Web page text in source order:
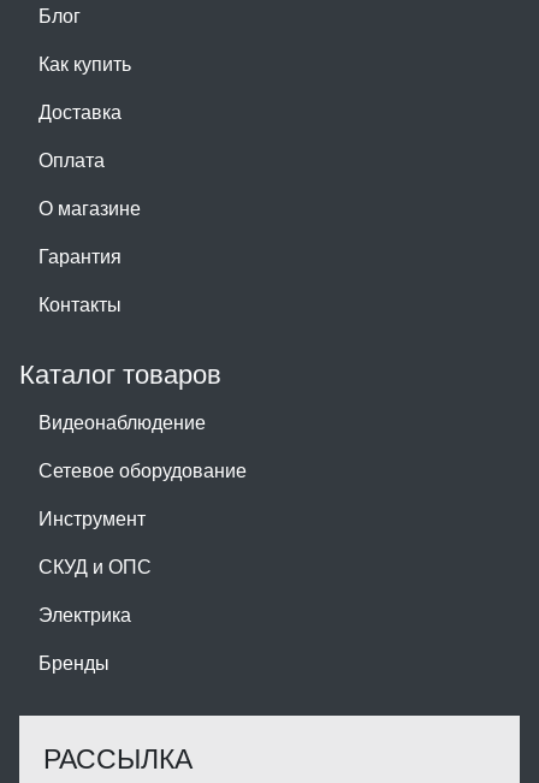
Блог
Как купить
Доставка
Оплата
О магазине
Гарантия
Контакты
Каталог товаров
Видеонаблюдение
Сетевое оборудование
Инструмент
СКУД и ОПС
Электрика
Бренды
РАССЫЛКА